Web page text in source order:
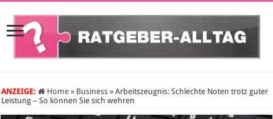
ANZEIGE: Home » Business » Arbeitszeugnis: Schlechte Noten trotz guter
Leistung – So können Sie sich wehren